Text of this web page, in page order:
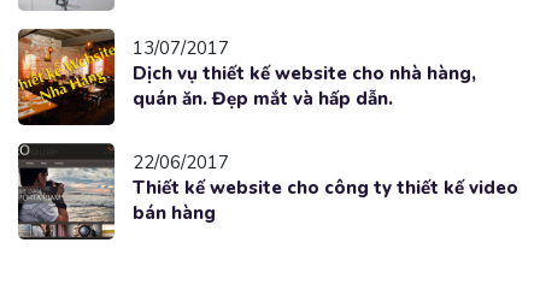
13/07/2017
Dịch vụ thiết kế website cho nhà hàng,
quán ăn. Đẹp mắt và hấp dẫn.
22/06/2017
Thiết kế website cho công ty thiết kế video
bán hàng